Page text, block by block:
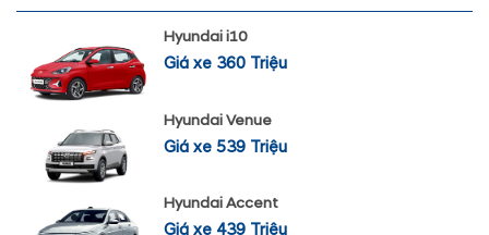
Hyundai i10
Giá xe 360 Triệu
Hyundai Venue
Giá xe 539 Triệu
Hyundai Accent
Giá xe 439 Triệu